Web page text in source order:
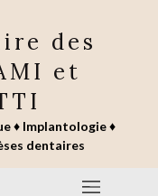
des
et
♦ Implantologie ♦
dentaires